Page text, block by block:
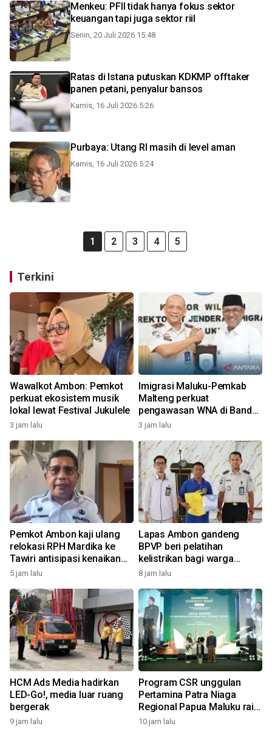
Menkeu: PFII tidak hanya fokus sektor
keuangan tapi juga sektor riil
Senin, 20 Juli 2026 15:48
Ratas di Istana putuskan KDKMP offtaker
panen petani, penyalur bansos
Kamis, 16 Juli 2026 5:26
Purbaya: Utang RI masih di level aman
Kamis, 16 Juli 2026 5:24
1 2 3 4 5
Terkini
Wawalkot Ambon: Pemkot
perkuat ekosistem musik
lokal lewat Festival Jukulele
3 jam lalu
Imigrasi Maluku-Pemkab
Malteng perkuat
pengawasan WNA di Banda
Neira beri kemudahan
3 jam lalu
Pemkot Ambon kaji ulang
relokasi RPH Mardika ke
Tawiri antisipasi kenaikan
harga daging
5 jam lalu
Lapas Ambon gandeng
BPVP beri pelatihan
kelistrikan bagi warga
binaan sebagai modal
8 jam lalu
HCM Ads Media hadirkan
LED-Go!, media luar ruang
bergerak
9 jam lalu
Program CSR unggulan
Pertamina Patra Niaga
Regional Papua Maluku raih
5 penghargaan ISRA 2026
10 jam lalu